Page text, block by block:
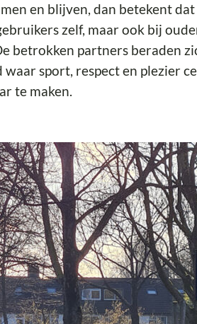
en blijven, dan betekent
zelf, maar ook bij
betrokken partners beraden
sport, respect en plezier
te maken.